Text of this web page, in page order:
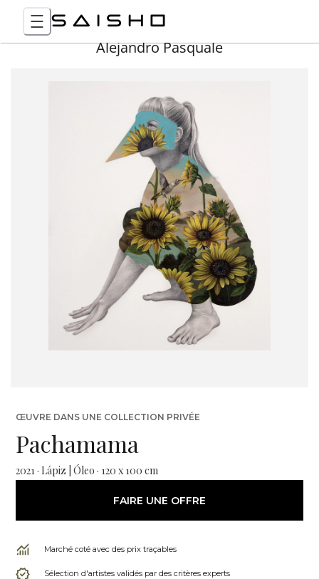
Alejandro Pasquale
ŒUVRE DANS UNE COLLECTION PRIVÉE
Pachamama
2021 · Lápiz | Óleo · 120 x 100 cm
FAIRE UNE OFFRE
Marché coté avec des prix traçables
Sélection d'artistes validés par des critères experts